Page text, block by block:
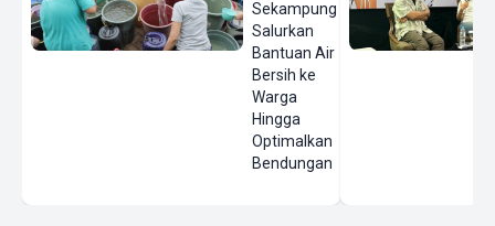
Sekampung
Salurkan
Bantuan Air
Bersih ke
Warga
Hingga
Optimalkan
Bendungan